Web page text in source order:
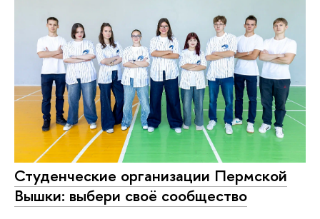
Студенческие организации Пермской
Вышки: выбери своё сообщество